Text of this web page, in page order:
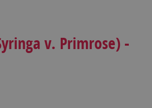
v. Primrose) -